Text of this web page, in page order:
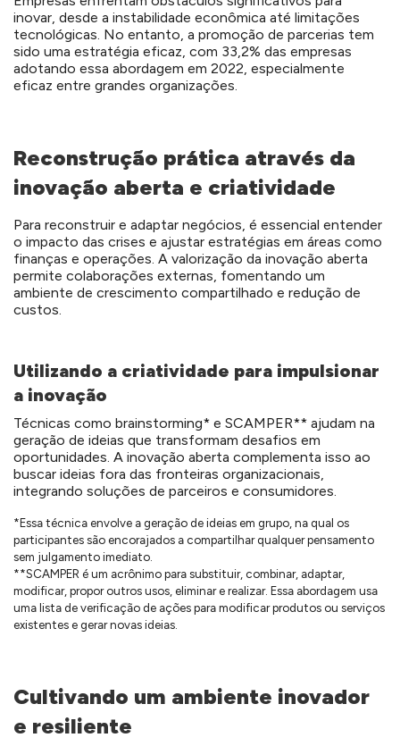
inovar, desde a instabilidade econômica até limitações
tecnológicas. No entanto, a promoção de parcerias tem
sido uma estratégia eficaz, com 33,2% das empresas
adotando essa abordagem em 2022, especialmente
eficaz entre grandes organizações.
Reconstrução prática através da
inovação aberta e criatividade
Para reconstruir e adaptar negócios, é essencial entender
o impacto das crises e ajustar estratégias em áreas como
finanças e operações. A valorização da inovação aberta
permite colaborações externas, fomentando um
ambiente de crescimento compartilhado e redução de
custos.
Utilizando a criatividade para impulsionar
a inovação
Técnicas como brainstorming* e SCAMPER** ajudam na
geração de ideias que transformam desafios em
oportunidades. A inovação aberta complementa isso ao
buscar ideias fora das fronteiras organizacionais,
integrando soluções de parceiros e consumidores.
*Essa técnica envolve a geração de ideias em grupo, na qual os
participantes são encorajados a compartilhar qualquer pensamento
sem julgamento imediato.
**SCAMPER é um acrônimo para substituir, combinar, adaptar,
modificar, propor outros usos, eliminar e realizar. Essa abordagem usa
uma lista de verificação de ações para modificar produtos ou serviços
existentes e gerar novas ideias.
Cultivando um ambiente inovador
e resiliente